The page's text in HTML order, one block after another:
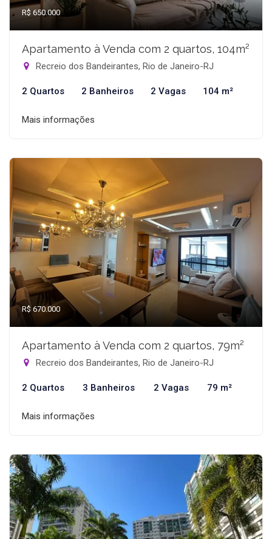
R$ 650.000
Apartamento à Venda com 2 quartos, 104m²
Recreio dos Bandeirantes, Rio de Janeiro-RJ
2 Quartos 2 Banheiros 2 Vagas 104 m²
Mais informações
R$ 670.000
Apartamento à Venda com 2 quartos, 79m²
Recreio dos Bandeirantes, Rio de Janeiro-RJ
2 Quartos 3 Banheiros 2 Vagas 79 m²
Mais informações